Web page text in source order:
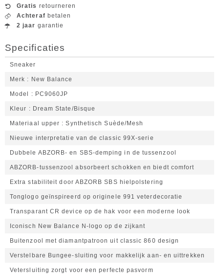
Gratis retourneren
Achteraf betalen
2 jaar garantie
Specificaties
Sneaker
Merk New Balance
Model PC9060JP
Kleur Dream State/Bisque
Materiaal upper Synthetisch Suède/Mesh
Nieuwe interpretatie van de classic 99X-serie
Dubbele ABZORB- en SBS-demping in de tussenzool
ABZORB-tussenzool absorbeert schokken en biedt comfort
Extra stabiliteit door ABZORB SBS hielpolstering
Tonglogo geïnspireerd op originele 991 veterdecoratie
Transparant CR device op de hak voor een moderne look
Iconisch New Balance N-logo op de zijkant
Buitenzool met diamantpatroon uit classic 860 design
Verstelbare Bungee-sluiting voor makkelijk aan- en uittrekken
Vetersluiting zorgt voor een perfecte pasvorm